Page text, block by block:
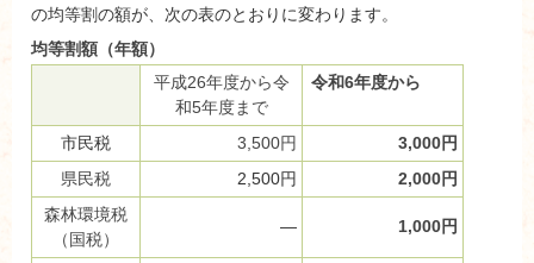
の均等割の額が、次の表のとおりに変わります。
均等割額（年額）
平成26年度から令
和5年度まで
令和6年度から
市民税 3,500円
3,000円
県民税
2,500円
2,000円
森林環境税
（国税）
― 1,000円